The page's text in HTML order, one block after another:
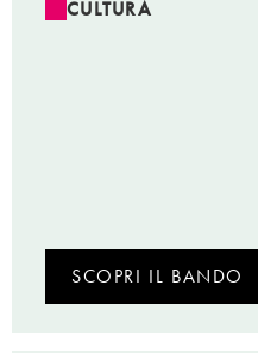
CULTURA
SCOPRI IL BANDO